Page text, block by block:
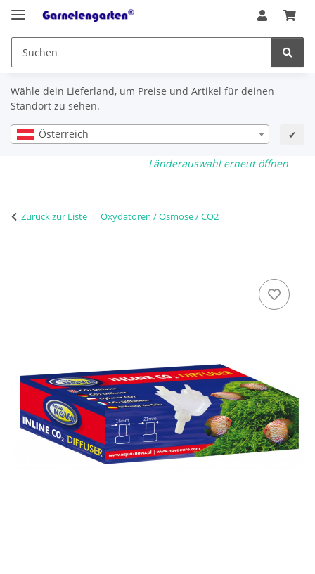
Wähle dein Lieferland, um Preise und Artikel für deinen
Standort zu sehen.
Österreich ✔
Länderauswahl erneut öffnen
Zurück zur Liste Oxydatoren / Osmose / CO2